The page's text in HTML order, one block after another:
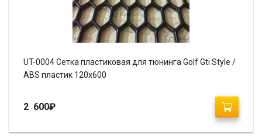
UT-0004 Сетка пластиковая для тюнинга Golf Gti Style /
ABS пластик 120х600
2 600₽